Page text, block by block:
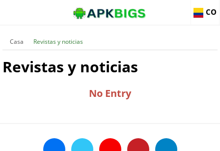
CO
Casa Revistas y noticias
Revistas y noticias
No Entry